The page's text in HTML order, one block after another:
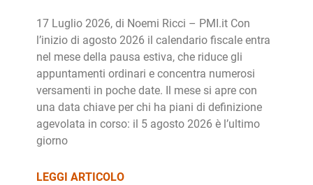
17 Luglio 2026, di Noemi Ricci – PMI.it Con
l’inizio di agosto 2026 il calendario fiscale entra
nel mese della pausa estiva, che riduce gli
appuntamenti ordinari e concentra numerosi
versamenti in poche date. Il mese si apre con
una data chiave per chi ha piani di definizione
agevolata in corso: il 5 agosto 2026 è l’ultimo
giorno
LEGGI ARTICOLO